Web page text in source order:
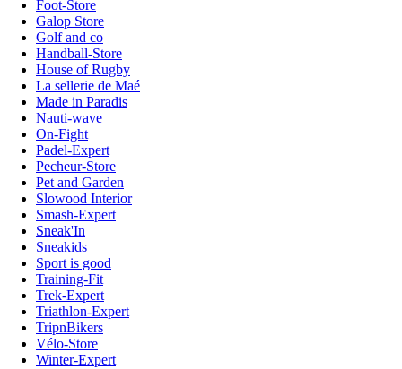
Foot-Store
Galop Store
Golf and co
Handball-Store
House of Rugby
La sellerie de Maé
Made in Paradis
Nauti-wave
On-Fight
Padel-Expert
Pecheur-Store
Pet and Garden
Slowood Interior
Smash-Expert
Sneak'In
Sneakids
Sport is good
Training-Fit
Trek-Expert
Triathlon-Expert
TripnBikers
Vélo-Store
Winter-Expert